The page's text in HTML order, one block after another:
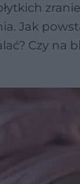
Jak
Czy na